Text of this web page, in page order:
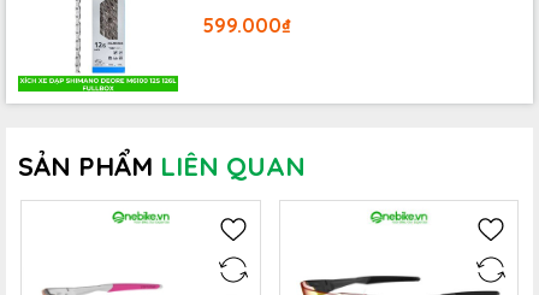
🔹 Ưu điểm khi sử dụng líp
SHIMANO DEORE CS-M6100
✔ Sang số siêu mượt, giảm thiểu gián đoạn khi thay đổi tốc
✔ Dải răng rộng hỗ trợ tốt cả tốc độ lẫn leo dốc.
✔ Độ bền cao, hoạt động ổn định trên địa hình gồ ghề.
✔ Thiết kế tối ưu cho các chuyến đi off-road dài ngày.
599.000₫
SẢN PHẨM LIÊN QUAN